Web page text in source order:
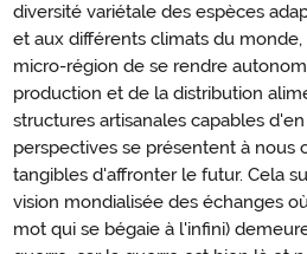
diversité variétale des espèces
et aux différents climats du
micro-région de se rendre
production et de la distribution
structures artisanales capables d'en
perspectives se présentent à nous
tangibles d'affronter le futur. Cela
vision mondialisée des échanges
mot qui se bégaie à l'infini)